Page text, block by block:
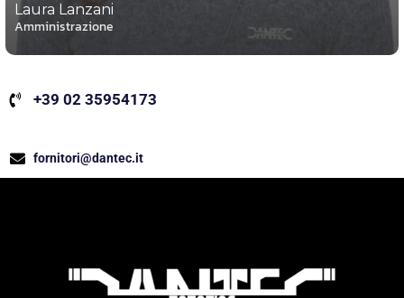
Laura Lanzani
Amministrazione
+39 02 35954173
fornitori@dantec.it